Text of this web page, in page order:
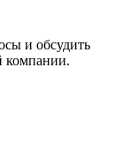
и обсудить
компании.